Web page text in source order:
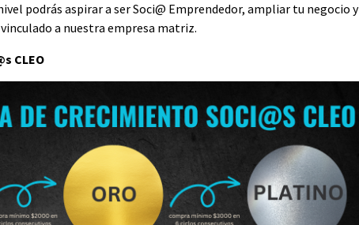
podrás aspirar a ser Soci@ Emprendedor, ampliar tu negocio y
a nuestra empresa matriz.
CLEO